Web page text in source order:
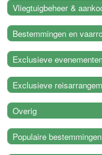
Vliegtuigbeheer &
Bestemmingen en
Exclusieve
Exclusieve
Overig
Populaire